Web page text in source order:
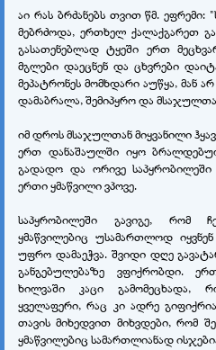
აი რას ბრძანებს თვით წმ. ეფრემი:
მებრძოდა, ერთხელ ქალაქგარეთ
გასათენებლად ტყეში ერთ
მგლები დაეცნენ და ცხვრები
მეპატრონეს მომხდარი აუწყა, მან
დამაბრალა, შემიპყრო და
იმ დროს მსაჯულთან მიყვანილი
ერთ დანაშაულში იყო
გადადო და ორივე საპყრობილეში
ერთი ყმაწვილი ვპოვე.
საპყრობილეში გავიგე, რომ
ყმაწვილებიც უსამართლოდ
უფრო დამაეჭვა. შვიდი დღე
განგებულებაზე ვფიქრობდი.
ხილვაში კაცი გამომეცხადა,
ყველაფერი, რაც კი ადრე
თავის მიხედვით მიხვდები, რომ
ყმაწვილებიც სამართლიანად